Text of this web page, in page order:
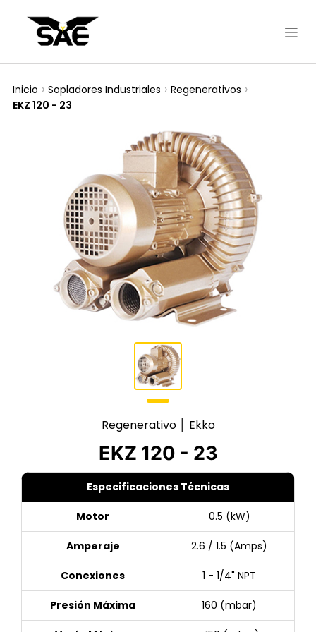
Inicio Sopladores Industriales
Regenerativos
EKZ 120 - 23
Regenerativo │ Ekko
EKZ 120 - 23
Especificaciones Técnicas
Motor 0.5 (kW)
Amperaje 2.6 / 1.5 (Amps)
Conexiones 1 - 1/4" NPT
Presión Máxima 160 (mbar)